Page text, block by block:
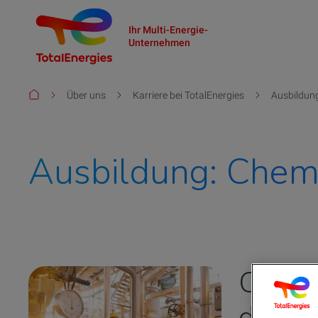
Ihr Multi-Energie-
Unternehmen
Pfadnavigation
Über uns Karriere bei TotalEnergies
Ausbildung: